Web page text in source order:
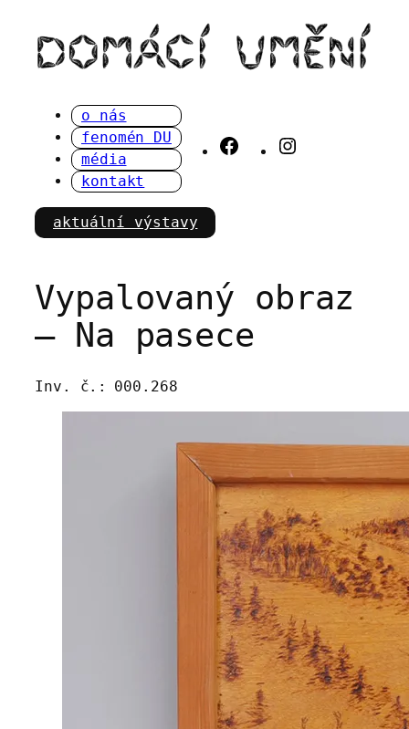
obsah
o nás
fenomén DU
média
kontakt
Facebook
aktuální výstavy
Vypalovaný obraz
– Na pasece
Inv. č.: 000.268